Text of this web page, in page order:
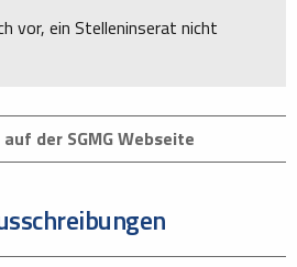
vor, ein Stelleninserat nicht
der SGMG Webseite